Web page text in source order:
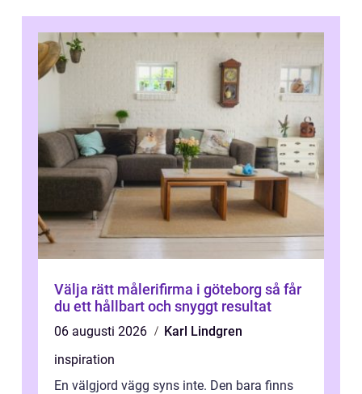
Välja rätt målerifirma i göteborg så får
du ett hållbart och snyggt resultat
06 augusti 2026
Karl Lindgren
inspiration
En välgjord vägg syns inte. Den bara finns